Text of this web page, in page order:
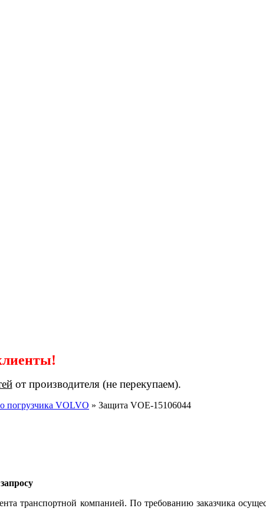
от производителя (не перекупаем).
погрузчика VOLVO » Защита VOE-15106044
транспортной компанией. По требованию заказчика